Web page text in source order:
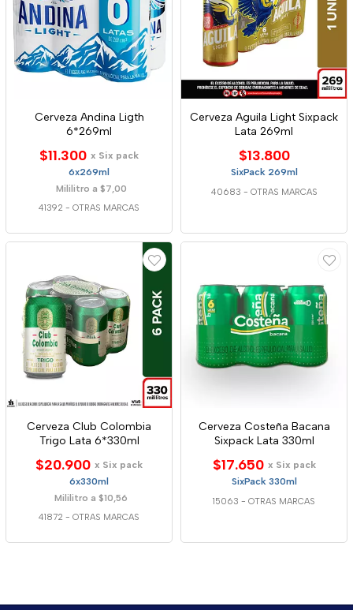
Cerveza Andina Ligth
6*269ml
$11.300 x Six pack
6x269ml
Mililitro a $7,00
41392 - OTRAS MARCAS
Cerveza Aguila Light Sixpack
Lata 269ml
$13.800
SixPack 269ml
40683 - OTRAS MARCAS
Cerveza Club Colombia
Trigo Lata 6*330ml
$20.900 x Six pack
6x330ml
Mililitro a $10,56
41872 - OTRAS MARCAS
Cerveza Costeña Bacana
Sixpack Lata 330ml
$17.650 x Six pack
SixPack 330ml
15063 - OTRAS MARCAS